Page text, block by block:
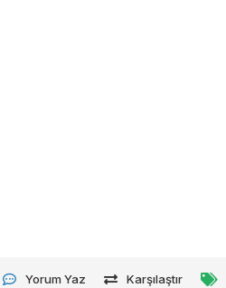
Yorum Yaz Karşılaştır